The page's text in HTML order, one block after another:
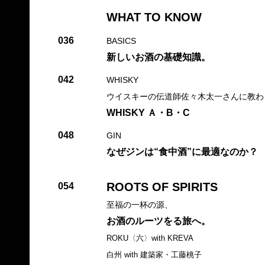
WHAT TO KNOW
036 BASICS
新しいお酒の基礎知識。
042
WHISKY
ウイスキーの伝道師佐々木太一さんに教
WHISKY Ａ・B・C
048 GIN
なぜジンは“食中酒”に最適なのか？
054 ROOTS OF SPIRITS
至福の一杯の源、
お酒のルーツをる旅へ。
ROKU〈六〉with KREVA
白州 with 建築家・工藤桃子